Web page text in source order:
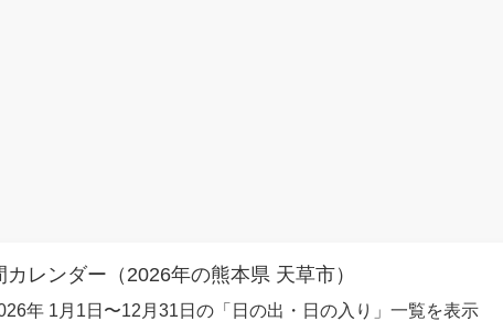
カレンダー（2026年の熊本県 天草市）
年 1月1日〜12月31日の「日の出・日の入り」一覧を表示